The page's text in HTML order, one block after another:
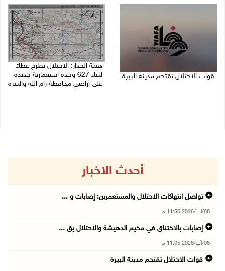
قوات الاحتلال تقتحم مدينة البيرة
هيئة الجدار: الاحتلال يطرح عطاءً
لبناء 627 وحدة استعمارية جديدة
على أراضي محافظة رام الله والبيرة
أحدث الاخبار
تواصل انتهاكات الاحتلال والمستعمرين: إصابات و ...
08/آب/2026 11:56 م
إصابات بالاختناق في مخيم الدهيشة والاحتلال يق ...
08/آب/2026 11:05 م
قوات الاحتلال تقتحم مدينة البيرة